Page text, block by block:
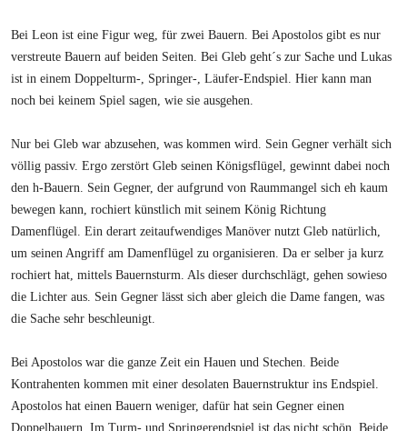
Bei Leon ist eine Figur weg, für zwei Bauern. Bei Apostolos gibt es nur
verstreute Bauern auf beiden Seiten. Bei Gleb geht´s zur Sache und Lukas
ist in einem Doppelturm-, Springer-, Läufer-Endspiel. Hier kann man
noch bei keinem Spiel sagen, wie sie ausgehen.
Nur bei Gleb war abzusehen, was kommen wird. Sein Gegner verhält sich
völlig passiv. Ergo zerstört Gleb seinen Königsflügel, gewinnt dabei noch
den h-Bauern. Sein Gegner, der aufgrund von Raummangel sich eh kaum
bewegen kann, rochiert künstlich mit seinem König Richtung
Damenflügel. Ein derart zeitaufwendiges Manöver nutzt Gleb natürlich,
um seinen Angriff am Damenflügel zu organisieren. Da er selber ja kurz
rochiert hat, mittels Bauernsturm. Als dieser durchschlägt, gehen sowieso
die Lichter aus. Sein Gegner lässt sich aber gleich die Dame fangen, was
die Sache sehr beschleunigt.
Bei Apostolos war die ganze Zeit ein Hauen und Stechen. Beide
Kontrahenten kommen mit einer desolaten Bauernstruktur ins Endspiel.
Apostolos hat einen Bauern weniger, dafür hat sein Gegner einen
Doppelbauern. Im Turm- und Springerendspiel ist das nicht schön. Beide